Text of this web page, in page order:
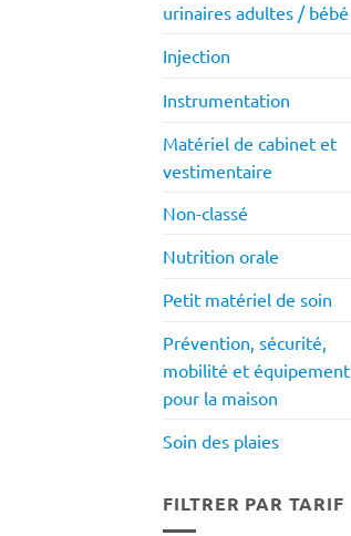
urinaires adultes / bébé
Injection
Instrumentation
Matériel de cabinet et
vestimentaire
Non-classé
Nutrition orale
Petit matériel de soin
Prévention, sécurité,
mobilité et équipement
pour la maison
Soin des plaies
FILTRER PAR TARIF